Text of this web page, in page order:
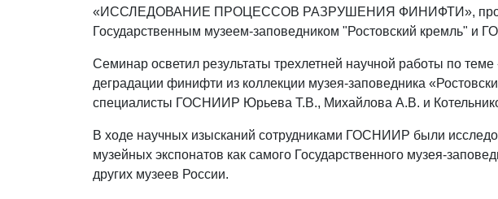
«ИССЛЕДОВАНИЕ ПРОЦЕССОВ РАЗРУШЕНИЯ ФИНИФТИ»,
Государственным музеем-заповедником "Ростовский кремль" и
Семинар осветил результаты трехлетней научной работы по
деградации финифти из коллекции музея-заповедника
специалисты ГОСНИИР Юрьева Т.В., Михайлова А.В. и
В ходе научных изысканий сотрудниками ГОСНИИР были
музейных экспонатов как самого Государственного музея-
других музеев России.